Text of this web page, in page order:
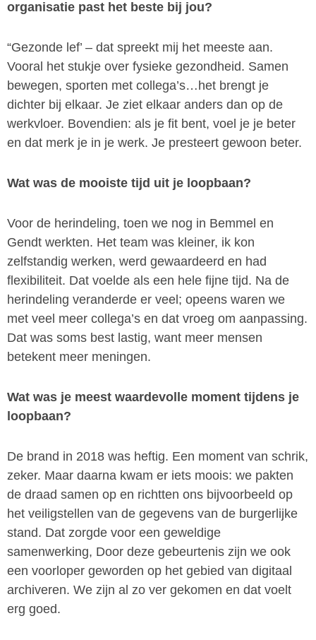
organisatie past het beste bij jou?
“Gezonde lef’ – dat spreekt mij het meeste aan.
Vooral het stukje over fysieke gezondheid. Samen
bewegen, sporten met collega’s…het brengt je
dichter bij elkaar. Je ziet elkaar anders dan op de
werkvloer. Bovendien: als je fit bent, voel je je beter
en dat merk je in je werk. Je presteert gewoon beter.
Wat was de mooiste tijd uit je loopbaan?
Voor de herindeling, toen we nog in Bemmel en
Gendt werkten. Het team was kleiner, ik kon
zelfstandig werken, werd gewaardeerd en had
flexibiliteit. Dat voelde als een hele fijne tijd. Na de
herindeling veranderde er veel; opeens waren we
met veel meer collega’s en dat vroeg om aanpassing.
Dat was soms best lastig, want meer mensen
betekent meer meningen.
Wat was je meest waardevolle moment tijdens je
loopbaan?
De brand in 2018 was heftig. Een moment van schrik,
zeker. Maar daarna kwam er iets moois: we pakten
de draad samen op en richtten ons bijvoorbeeld op
het veiligstellen van de gegevens van de burgerlijke
stand. Dat zorgde voor een geweldige
samenwerking, Door deze gebeurtenis zijn we ook
een voorloper geworden op het gebied van digitaal
archiveren. We zijn al zo ver gekomen en dat voelt
erg goed.